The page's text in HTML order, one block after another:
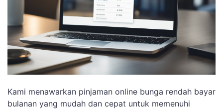
Kami menawarkan pinjaman online bunga rendah bayar
bulanan yang mudah dan cepat untuk memenuhi